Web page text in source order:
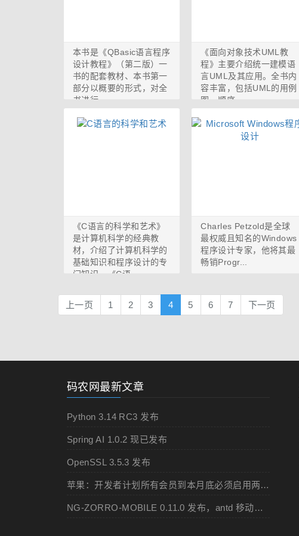
本书是《QBasic语言程序
设计教程》（第二版）一
书的配套教材、本书第一
部分以概要的形式，对全
书进行...
《面向对象技术UML教
程》主要介绍统一建模语
言UML及其应用。全书内
容丰富，包括UML的用例
图、顺序...
《C语言的科学和艺术》
是计算机科学的经典教
材，介绍了计算机科学的
基础知识和程序设计的专
门知识。《C语...
Charles Petzold是全球
最权威且知名的Windows
程序设计专家，他将其最
畅销Progr...
上一页 1 2 3 4 5 6 7 下一页
码农网最新文章
Python 3.14 RC3 发布
Spring AI 1.0.2 现已发布
OpenSSL 3.5.3 发布
苹果：开发者计划所有会员到本月底必须启用两步认证
NG-ZORRO-MOBILE 0.11.0 发布，antd 移动规范的 Angular 实现